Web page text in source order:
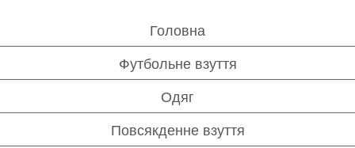
Головна
Футбольне взуття
Одяг
Повсякденне взуття